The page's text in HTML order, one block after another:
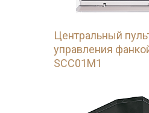
Центральный
управления
SCC01M1